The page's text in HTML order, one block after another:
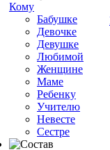
Кому
Бабушке
Девочке
Девушке
Любимой
Женщине
Маме
Ребенку
Учителю
Невесте
Сестре